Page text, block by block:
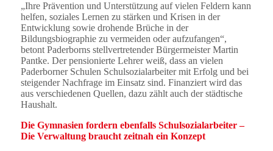
„Ihre Prävention und Unterstützung auf vielen Feldern kann
helfen, soziales Lernen zu stärken und Krisen in der
Entwicklung sowie drohende Brüche in der
Bildungsbiographie zu vermeiden oder aufzufangen“,
betont Paderborns stellvertretender Bürgermeister Martin
Pantke. Der pensionierte Lehrer weiß, dass an vielen
Paderborner Schulen Schulsozialarbeiter mit Erfolg und bei
steigender Nachfrage im Einsatz sind. Finanziert wird das
aus verschiedenen Quellen, dazu zählt auch der städtische
Haushalt.
Die Gymnasien fordern ebenfalls Schulsozialarbeiter –
Die Verwaltung braucht zeitnah ein Konzept